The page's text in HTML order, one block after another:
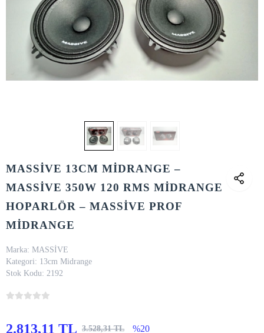
MASSİVE 13CM MİDRANGE –
MASSİVE 350W 120 RMS MİDRANGE
HOPARLÖR – MASSİVE PROF
MİDRANGE
Marka: MASSİVE
Kategori: 13cm Midrange
Stok Kodu: 2192
2.813,11 TL 3.528,31 TL %20